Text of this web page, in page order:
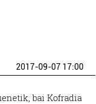
2017-09-07 17:00
bai Kofradia